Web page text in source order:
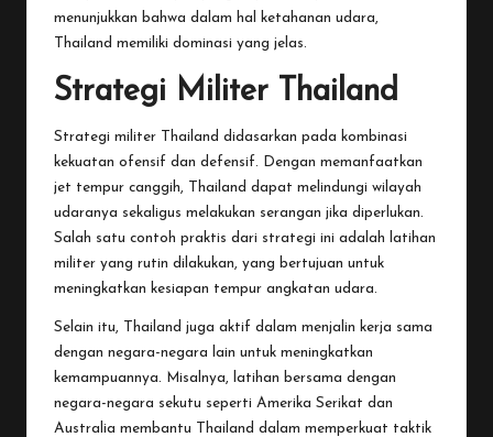
menunjukkan bahwa dalam hal ketahanan udara,
Thailand memiliki dominasi yang jelas.
Strategi Militer Thailand
Strategi militer Thailand didasarkan pada kombinasi
kekuatan ofensif dan defensif. Dengan memanfaatkan
jet tempur canggih, Thailand dapat melindungi wilayah
udaranya sekaligus melakukan serangan jika diperlukan.
Salah satu contoh praktis dari strategi ini adalah latihan
militer yang rutin dilakukan, yang bertujuan untuk
meningkatkan kesiapan tempur angkatan udara.
Selain itu, Thailand juga aktif dalam menjalin kerja sama
dengan negara-negara lain untuk meningkatkan
kemampuannya. Misalnya, latihan bersama dengan
negara-negara sekutu seperti Amerika Serikat dan
Australia membantu Thailand dalam memperkuat taktik